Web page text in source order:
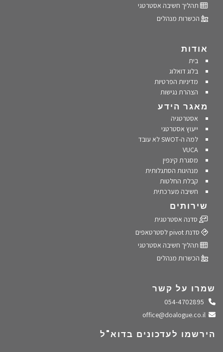
תהליך חשיבה אסטרטגי
הכשרות מנהלים
אודות
בית
בלוג דואלוג
מדיניות הפרטיות
הצהרת נגישות
מאגר הידע
אסטרטגיה
ייעוץ אסטרטגי
למה ה-SWOT לא עובד
VUCA
מסגרת קינפין
מנהיגות הסתגלותית
קבלת החלטות
חשיבה מערכתית
שירותים
סדנה אסטרטגית
סדנת pivot לסטרטאפים
תהליך חשיבה אסטרטגי
הכשרות מנהלים
שמרו על קשר
התקשרו אלינו
שלחו מייל
הירשמו לעדכונים בדוא"ל